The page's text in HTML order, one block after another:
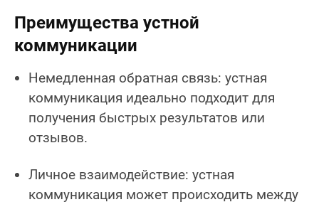
Преимущества устной
коммуникации
Немедленная обратная связь: устная
коммуникация идеально подходит для
получения быстрых результатов или
отзывов.
Личное взаимодействие: устная
коммуникация может происходить между